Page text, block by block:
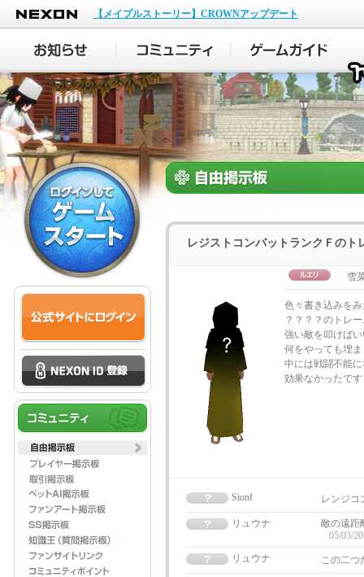
NEXON
【メイプルストーリー】CROWNアップデート
レジストコンバットランクＦのト
雪
色々書き込みを
？？？？のトレ
強い敵を叩けば
何をやっても埋
中には戦闘不能
効果なかったで
Sionf レンジ
リュウナ
敵の遠距
05/03/
リュウナ
この二つ